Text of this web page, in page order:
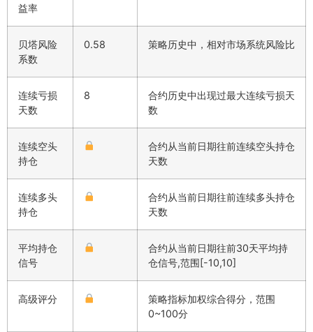
益率
贝塔风险
系数
0.58 策略历史中，相对市场系统风险比
连续亏损
天数
8
合约历史中出现过最大连续亏损天
数
连续空头
持仓
合约从当前日期往前连续空头持仓
天数
连续多头
持仓
合约从当前日期往前连续多头持仓
天数
平均持仓
信号
合约从当前日期往前30天平均持
仓信号,范围[-10,10]
高级评分
策略指标加权综合得分，范围
0~100分